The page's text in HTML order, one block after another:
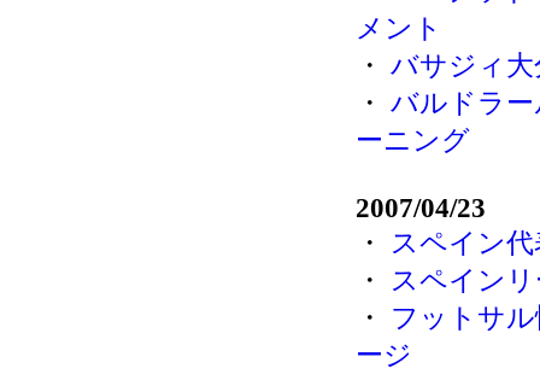
メント
・ バサジィ
・ バルドラ
ーニング
2007/04/23
・
スペイン
・
スペイン
・ フットサ
ージ